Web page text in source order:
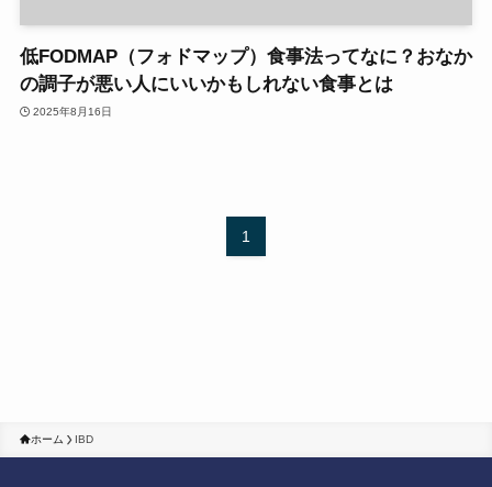
低FODMAP（フォドマップ）食事法ってなに？おなか
の調子が悪い人にいいかもしれない食事とは
2025年8月16日
1
ホーム IBD